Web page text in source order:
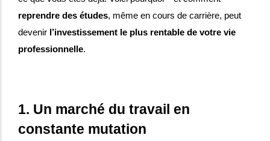
reprendre des études, même en cours de carrière, peut
devenir l’investissement le plus rentable de votre vie
professionnelle.
1. Un marché du travail en
constante mutation